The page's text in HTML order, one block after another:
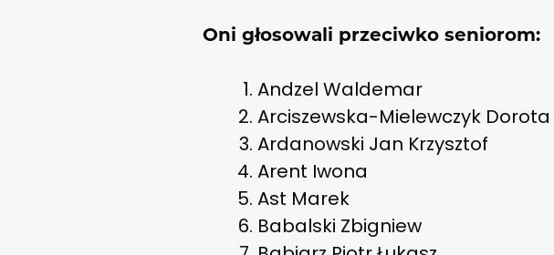
Oni głosowali przeciwko seniorom:
Andzel Waldemar
Arciszewska-Mielewczyk Dorota
Ardanowski Jan Krzysztof
Arent Iwona
Ast Marek
Babalski Zbigniew